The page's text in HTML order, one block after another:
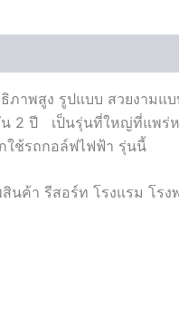
าพสูง รูปแบบ สวยงามแ
2 ปี เป็นรุ่นที่ใหญ่ที่แพร่
ใช้รถกอล์ฟไฟฟ้า รุ่นนี้
นค้า รีสอร์ท โรงแรม โรง